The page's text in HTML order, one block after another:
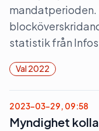
mandatperioden.
statistik från
Val 2022
2023-03-29, 09:58
Myndighet